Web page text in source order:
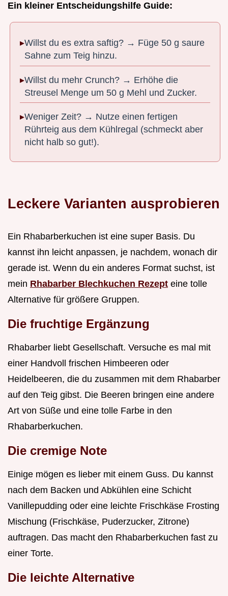
Ein kleiner Entscheidungshilfe Guide:
Willst du es extra saftig? → Füge 50 g saure
Sahne zum Teig hinzu.
Willst du mehr Crunch? → Erhöhe die
Streusel Menge um 50 g Mehl und Zucker.
Weniger Zeit? → Nutze einen fertigen
Rührteig aus dem Kühlregal (schmeckt aber
nicht halb so gut!).
Leckere Varianten ausprobieren
Ein Rhabarberkuchen ist eine super Basis. Du
kannst ihn leicht anpassen, je nachdem, wonach dir
gerade ist. Wenn du ein anderes Format suchst, ist
mein Rhabarber Blechkuchen Rezept eine tolle
Alternative für größere Gruppen.
Die fruchtige Ergänzung
Rhabarber liebt Gesellschaft. Versuche es mal mit
einer Handvoll frischen Himbeeren oder
Heidelbeeren, die du zusammen mit dem Rhabarber
auf den Teig gibst. Die Beeren bringen eine andere
Art von Süße und eine tolle Farbe in den
Rhabarberkuchen.
Die cremige Note
Einige mögen es lieber mit einem Guss. Du kannst
nach dem Backen und Abkühlen eine Schicht
Vanillepudding oder eine leichte Frischkäse Frosting
Mischung (Frischkäse, Puderzucker, Zitrone)
auftragen. Das macht den Rhabarberkuchen fast zu
einer Torte.
Die leichte Alternative